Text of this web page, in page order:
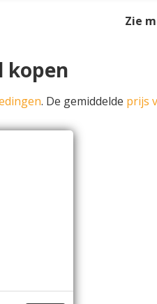
Zie
kopen
. De gemiddelde prijs